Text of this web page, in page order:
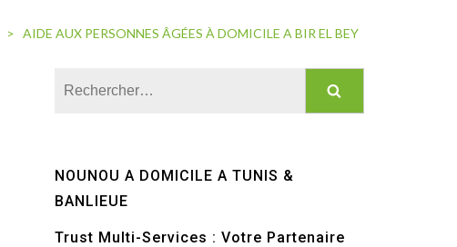
> AIDE AUX PERSONNES ÂGÉES À DOMICILE A BIR EL BEY
Rechercher :
NOUNOU A DOMICILE A TUNIS &
BANLIEUE
Trust Multi-Services : Votre Partenaire